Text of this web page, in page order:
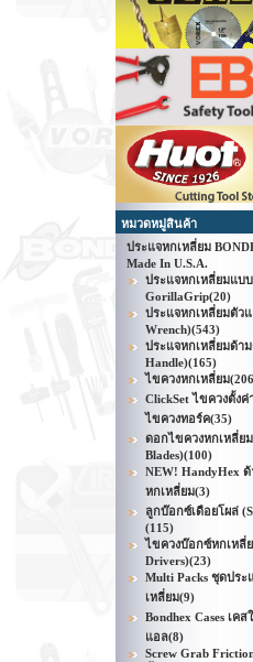
หมวดหมู่สินค้า
ประแจหกเหลี่ยม
Made In U.S.A.
ประแจหกเหลี่ยมแบ
GorillaGrip(20)
ประแจหกเหลี่ยมตัว
Wrench)(543)
ประแจหกเหลี่ยมด้า
Handle)(165)
ไขควงหกเหลี่ยม
ClickSet ไขควงตั้งค่
ไขควงทอร์ค(35)
ดอกไขควงหกเหลี่ย
Blades)(100)
NEW! HandyHex
หกเหลี่ยม(3)
ลูกบ๊อกซ์เดือยโผล่
(115)
ไขควงบ๊อกซ์หกเหลี่
Drivers)(23)
Multi Packs ชุดประ
เหลี่ยม(9)
Bondhex Cases เค
แอล(8)
Screw Grab